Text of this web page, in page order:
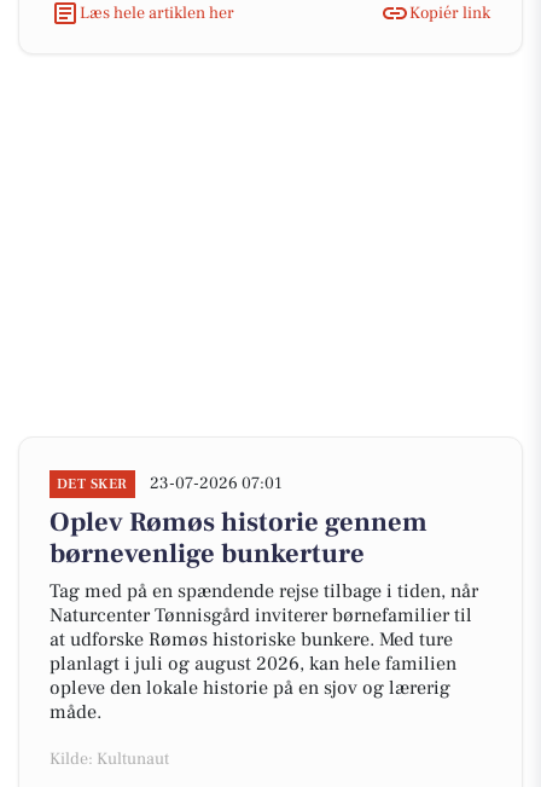
Læs hele artiklen her
Kopiér link
DET SKER 23-07-2026 07:01
Oplev Rømøs historie gennem
børnevenlige bunkerture
Tag med på en spændende rejse tilbage i tiden, når
Naturcenter Tønnisgård inviterer børnefamilier til
at udforske Rømøs historiske bunkere. Med ture
planlagt i juli og august 2026, kan hele familien
opleve den lokale historie på en sjov og lærerig
måde.
Kilde: Kultunaut